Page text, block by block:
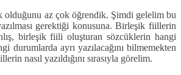
az çok öğrendik. Şimdi gelelim bu
gerektiği konusuna. Birleşik fiillerin
birleşik fiili oluşturan sözcüklerin hangi
durumlarda ayrı yazılacağını bilmemekten
nasıl yazıldığını sırasıyla görelim.